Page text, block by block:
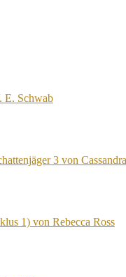
E. Schwab
3 von
1) von Rebecca Ross